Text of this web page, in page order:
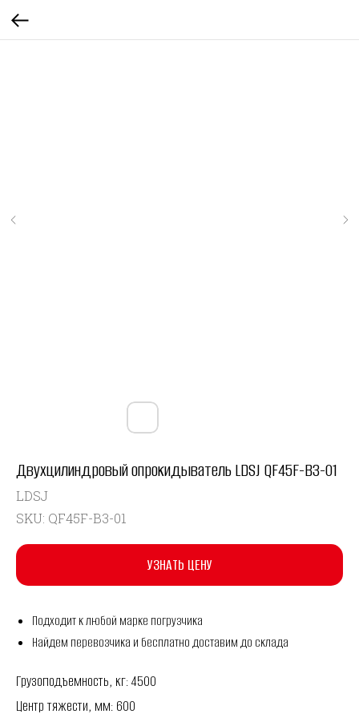
Двухцилиндровый опрокидыватель LDSJ QF45F-B3-01
LDSJ
SKU: QF45F-B3-01
УЗНАТЬ ЦЕНУ
Подходит к любой марке погрузчика
Найдем перевозчика и бесплатно доставим до склада
Грузоподъемность, кг: 4500
Центр тяжести, мм: 600